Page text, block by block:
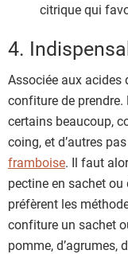
citrique qui
4.
Associée aux acides
confiture de
certains beaucoup,
coing, et d’autres
framboise. Il faut
pectine en sachet
préfèrent les
confiture un sachet
pomme, d’agrumes,